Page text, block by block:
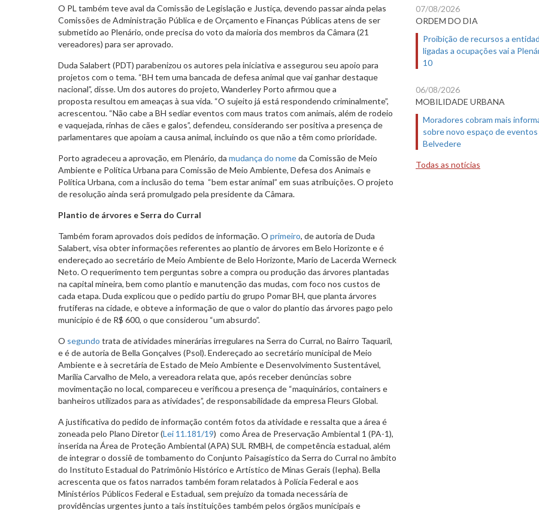
O PL também teve aval da Comissão de Legislação e Justiça, devendo passar ainda pelas
Comissões de Administração Pública e de Orçamento e Finanças Públicas atens de ser
submetido ao Plenário, onde precisa do voto da maioria dos membros da Câmara (21
vereadores) para ser aprovado.
Duda Salabert (PDT) parabenizou os autores pela iniciativa e assegurou seu apoio para
projetos com o tema. “BH tem uma bancada de defesa animal que vai ganhar destaque
nacional”, disse. Um dos autores do projeto, Wanderley Porto afirmou que a
proposta resultou em ameaças à sua vida. “O sujeito já está respondendo criminalmente”,
acrescentou. “Não cabe a BH sediar eventos com maus tratos com animais, além de rodeio
e vaquejada, rinhas de cães e galos”, defendeu, considerando ser positiva a presença de
parlamentares que apoiam a causa animal, incluindo os que não a têm como prioridade.
Porto agradeceu a aprovação, em Plenário, da mudança do nomeda Comissão de Meio
Ambiente e Política Urbana para Comissão de Meio Ambiente, Defesa dos Animais e
Política Urbana, com a inclusão do tema “bem estar animal” em suas atribuições. O projeto
de resolução ainda será promulgado pela presidente da Câmara.
Plantio de árvores e Serra do Curral
Também foram aprovados dois pedidos de informação. O primeiro, de autoria de Duda
Salabert, visa obter informações referentes ao plantio de árvores em Belo Horizonte e é
endereçado ao secretário de Meio Ambiente de Belo Horizonte, Mario de Lacerda Werneck
Neto. O requerimento tem perguntas sobre a compra ou produção das árvores plantadas
na capital mineira, bem como plantio e manutenção das mudas, com foco nos custos de
cada etapa. Duda explicou que o pedido partiu do grupo Pomar BH, que planta árvores
frutíferas na cidade, e obteve a informação de que o valor do plantio das árvores pago pelo
município é de R$ 600, o que considerou “um absurdo”.
O segundo trata de atividades minerárias irregulares na Serra do Curral, no Bairro Taquaril,
e é de autoria de Bella Gonçalves (Psol). Endereçado ao secretário municipal de Meio
Ambiente e à secretária de Estado de Meio Ambiente e Desenvolvimento Sustentável,
Marília Carvalho de Melo, a vereadora relata que, após receber denúncias sobre
movimentação no local, compareceu e verificou a presença de “maquinários, containers e
banheiros utilizados para as atividades”, de responsabilidade da empresa Fleurs Global.
A justificativa do pedido de informação contém fotos da atividade e ressalta que a área é
zoneada pelo Plano Diretor (Lei 11.181/19) como Área de Preservação Ambiental 1 (PA-1),
inserida na Área de Proteção Ambiental (APA) SUL RMBH, de competência estadual, além
de integrar o dossiê de tombamento do Conjunto Paisagístico da Serra do Curral no âmbito
do Instituto Estadual do Patrimônio Histórico e Artístico de Minas Gerais (Iepha). Bella
acrescenta que os fatos narrados também foram relatados à Polícia Federal e aos
Ministérios Públicos Federal e Estadual, sem prejuízo da tomada necessária de
providências urgentes junto a tais instituições também pelos órgãos municipais e
07/08/2026
ORDEM DO DIA
Proibição de recursos a
ligadas a ocupações vai a
10
06/08/2026
MOBILIDADE URBANA
Moradores cobram mais
sobre novo espaço de eventos
Belvedere
Todas as notícias